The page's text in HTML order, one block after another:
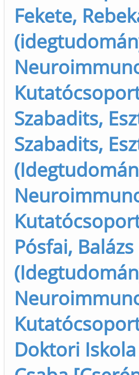
Fekete,
Szabadits,
Szabadits,
Pósfai,
Doktori Iskola